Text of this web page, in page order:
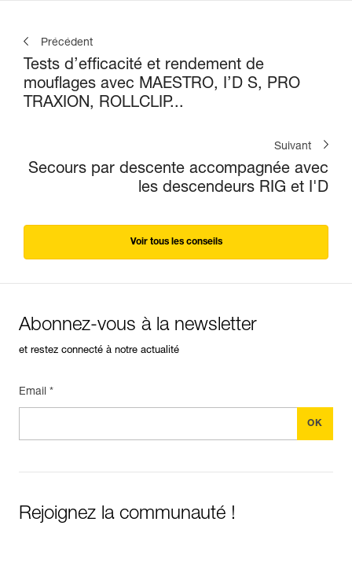
Précédent
Tests d’efficacité et rendement de
mouflages avec MAESTRO, I’D S, PRO
TRAXION, ROLLCLIP...
Suivant
Secours par descente accompagnée avec
les descendeurs RIG et I'D
Voir tous les conseils
Abonnez-vous à la newsletter
et restez connecté à notre actualité
Email *
Rejoignez la communauté !